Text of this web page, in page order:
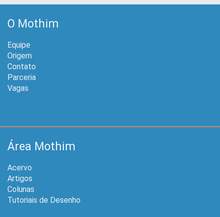
O Mothim
Equipe
Origem
Contato
Parceria
Vagas
Área Mothim
Acervo
Artigos
Colunas
Tutoriais de Desenho